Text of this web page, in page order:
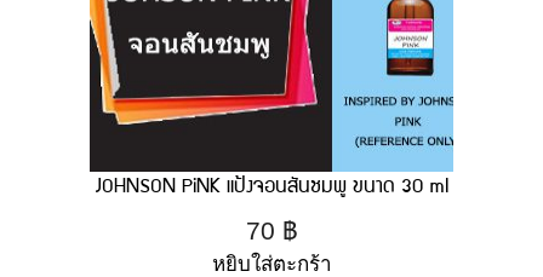
JOHNSON PiNK แป้งจอนสันชมพู ขนาด 30 ml
70 ฿
หยิบใส่ตะกร้า